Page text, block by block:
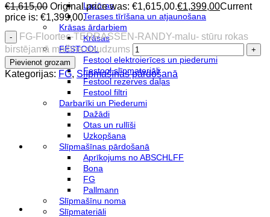
Lazūras
Terases tīrīšana un atjaunošana
Krāsas ārdarbiem
Krāsas
FESTOOL
Festool elektroierīces un piederumi
Festool slīpmateriāli
Festool rezerves daļas
Festool filtri
Darbarīki un Piederumi
Dažādi
Otas un rullīši
Uzkopšana
Slīpmašīnas pārdošanā
Aprīkojums no ABSCHLFF
Bona
FG
Pallmann
Slīpmašīnu noma
Slīpmateriāli
€1,615,00 Original price was: €1,615,00.€1,399,00Current
price is: €1,399,00.
FG-Floortec-TERRASSEN-RANDY-malu- stūru rokas
birstējamā mašīna daudzums
Pievienot grozam
Kategorijas: FG, Slīpmašīnas pārdošanā